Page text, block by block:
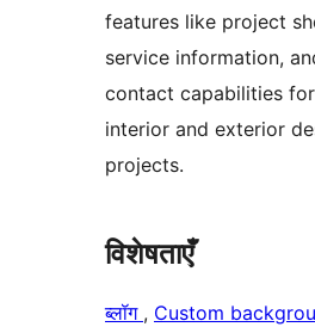
features like project
service information,
contact capabilities
interior and exterior
projects.
विशेषताएँ
ब्लॉग , Custom